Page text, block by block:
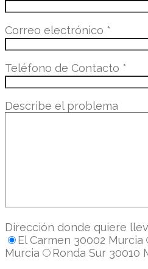
Correo electrónico *
Teléfono de Contacto *
Describe el problema
Dirección donde quiere
El Carmen 30002 Murcia
Murcia
Ronda Sur 30010